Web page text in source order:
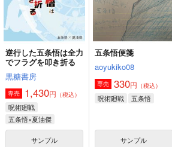
サンプル
作品詳細
サンプル
作品詳細
逆行した五条悟は全力
でフラグを叩き折る
黒糖書房
専売 1,430円 （税込）
呪術廻戦
五条悟×夏油傑
サンプル
五条悟便箋
aoyukiko08
専売 330円 （税込）
呪術廻戦 五条悟
サンプル